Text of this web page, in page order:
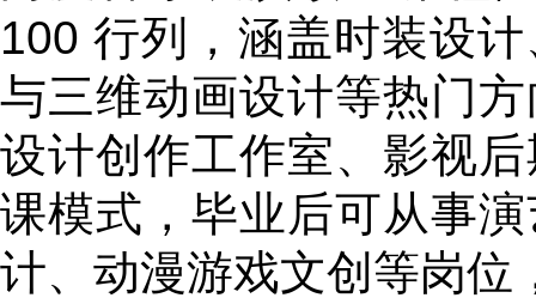
100 行列，涵盖时装设
与三维动画设计等热门
设计创作工作室、影视
课模式，毕业后可从事
计、动漫游戏文创等岗位